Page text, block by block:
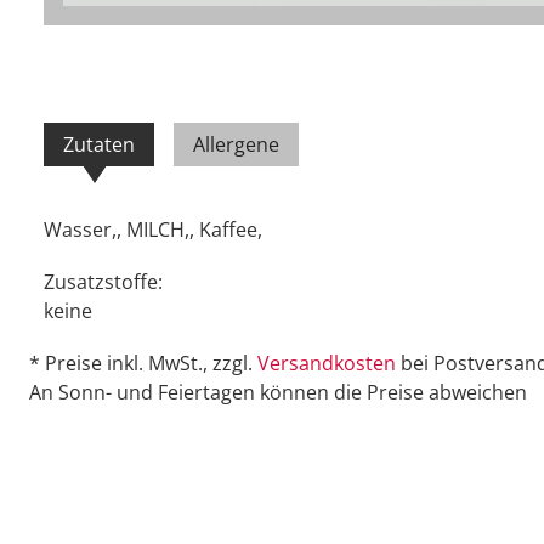
Zutaten Allergene
Wasser,, MILCH,, Kaffee,
Zusatzstoffe:
keine
* Preise inkl. MwSt., zzgl. Versandkosten bei
An Sonn- und Feiertagen können die Preise abweichen